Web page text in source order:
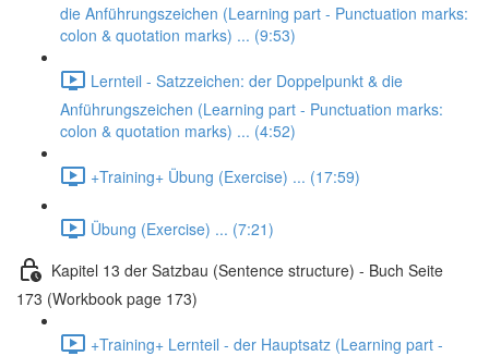
die Anführungszeichen (Learning part - Punctuation marks:
colon & quotation marks) ... (9:53)
Lernteil - Satzzeichen: der Doppelpunkt & die
Anführungszeichen (Learning part - Punctuation marks:
colon & quotation marks) ... (4:52)
+Training+ Übung (Exercise) ... (17:59)
Übung (Exercise) ... (7:21)
Kapitel 13 der Satzbau (Sentence structure) - Buch Seite
173 (Workbook page 173)
+Training+ Lernteil - der Hauptsatz (Learning part -